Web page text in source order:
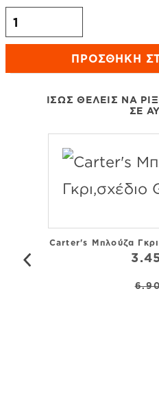
Carter’s πουκάμισο μπλε,
ΠΡΟΣΘΉΚΗ
ΊΣΩΣ ΘΈΛΕΙΣ ΝΑ
ΣΕ
Carter's Μπλούζα